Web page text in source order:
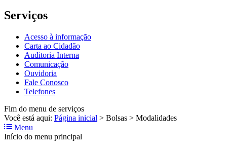
Serviços
Acesso à informação
Carta ao Cidadão
Auditoria Interna
Comunicação
Ouvidoria
Fale Conosco
Telefones
Fim do menu de serviços
Você está aqui: Página inicial > Bolsas > Modalidades
Menu
Início do menu principal